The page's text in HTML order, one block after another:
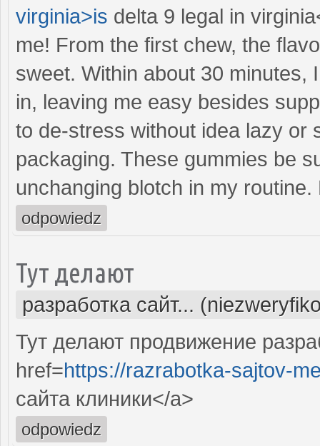
virginia>is delta 9 legal in
me! From the first chew, the
sweet. Within about 30 minutes,
in, leaving me easy besides
to de-stress without idea lazy or
packaging. These gummies be
unchanging blotch in my
odpowiedz
Тут делают
разработка сайт...
Тут делают продвижение
href=https://razrabotka-sajtov-
сайта клиники</a>
odpowiedz